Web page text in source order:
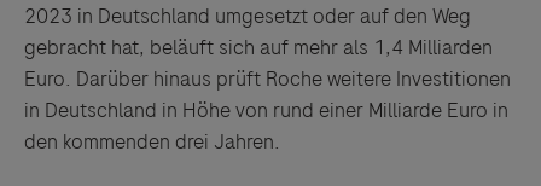
2023 in Deutschland umgesetzt oder auf den Weg
gebracht hat, beläuft sich auf mehr als 1,4 Milliarden
Euro. Darüber hinaus prüft Roche weitere Investitionen
in Deutschland in Höhe von rund einer Milliarde Euro in
den kommenden drei Jahren.